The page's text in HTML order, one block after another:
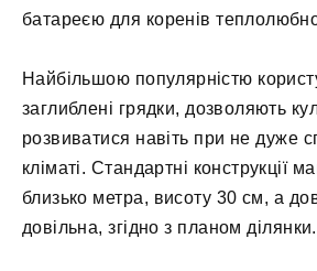
батареєю для коренів
Найбільшою популярністю
заглиблені грядки, дозволяють
розвиватися навіть при не дуже
кліматі. Стандартні конструкції
близько метра, висоту 30 см, а
довільна, згідно з планом ділянки.